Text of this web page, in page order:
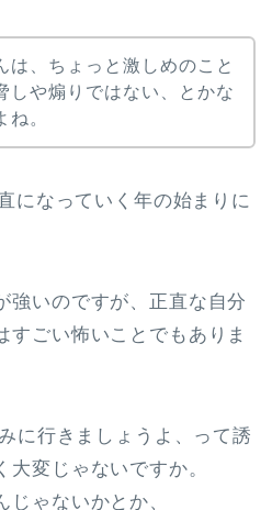
は、ちょっと激しめのこと
しや煽りではない、とかな
ね。
になっていく年の始まりに
強いのですが、正直な自分
すごい怖いことでもありま
に行きましょうよ、って誘
変じゃないですか。
じゃないかとか、